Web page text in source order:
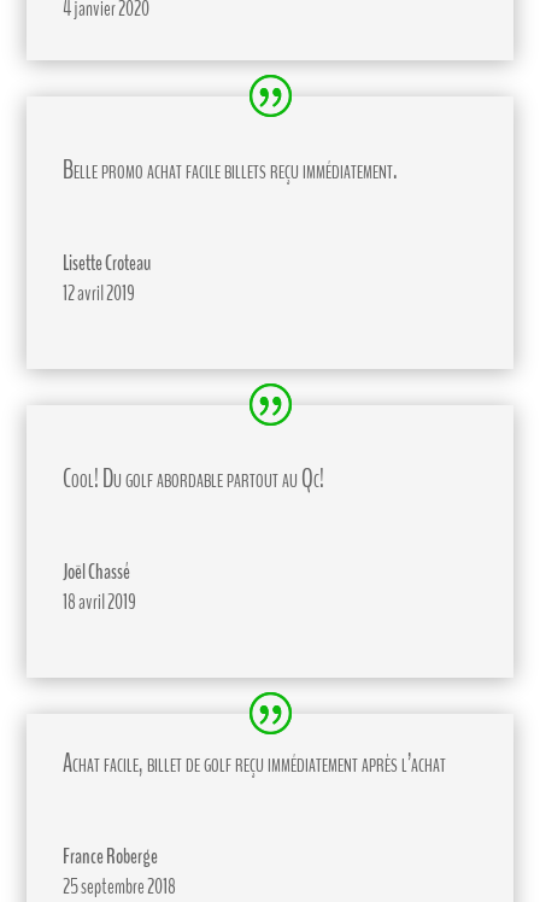
4 janvier 2020
Belle promo achat facile billets reçu immédiatement.
Lisette Croteau
12 avril 2019
Cool! Du golf abordable partout au Qc!
Joël Chassé
18 avril 2019
Achat facile, billet de golf reçu immédiatement après l’achat
France Roberge
25 septembre 2018